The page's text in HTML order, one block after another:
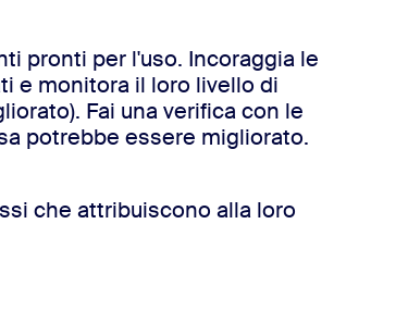
pronti per l'uso. Incoraggia le
e monitora il loro livello di
Fai una verifica con le
potrebbe essere migliorato.
che attribuiscono alla loro